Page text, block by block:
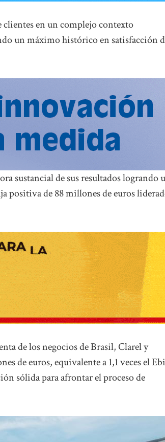
clientes en un complejo contexto
un máximo histórico en satisfacción
sustancial de sus resultados logrando
positiva de 88 millones de euros
de los negocios de Brasil, Clarel y
de euros, equivalente a 1,1 veces el
sólida para afrontar el proceso de